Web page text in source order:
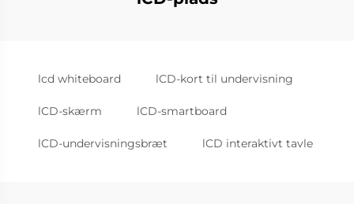
lcd whiteboard lCD-kort til undervisning
lCD-skærm lCD-smartboard
lCD-undervisningsbræt lCD interaktivt tavle